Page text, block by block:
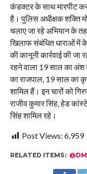
कंडक्टर के साथ मारपीट
है। पुलिस अधीक्षक शक्ति
चलाए जा रहे अभियान के
खिलाफ संबंधित धाराओं में
की कानूनी कार्रवाई की जा
रहने वाला 19 साल का
का राजपाल, 19 साल का
शामिल हैं। इन चारों को
राजीव कुमार सिंह, हेड
सिंह शामिल रहे।
Post Views: 6,959
RELATED ITEMS: